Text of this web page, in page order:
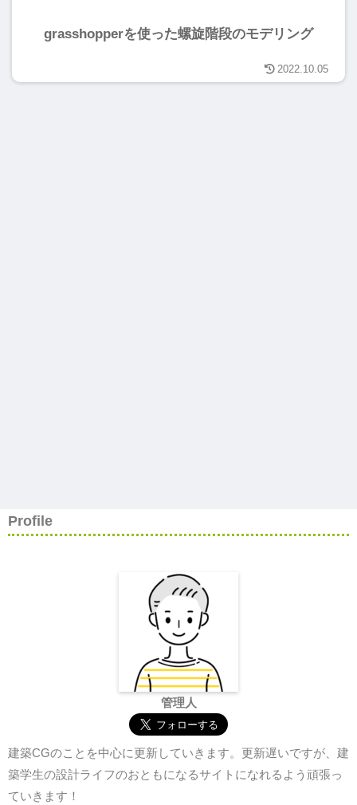
grasshopperを使った螺旋階段のモデリング
2022.10.05
Profile
管理人
建築CGのことを中心に更新していきます。更新遅いですが、建
築学生の設計ライフのおともになるサイトになれるよう頑張っ
ていきます！